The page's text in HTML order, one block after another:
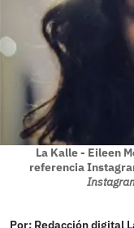
La Kalle - Eileen
referencia
Por: Redacción digital